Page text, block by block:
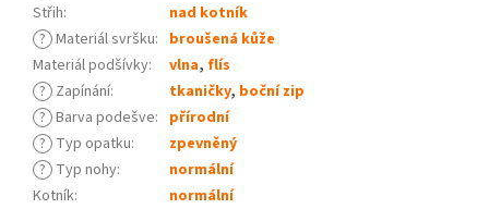
Střih:
nad kotník
? Materiál svršku: broušená kůže
Materiál podšívky: vlna, flís
? Zapínání: tkaničky, boční zip
? Barva podešve: přírodní
? Typ opatku:
zpevněný
? Typ nohy:
normální
Kotník:
normální